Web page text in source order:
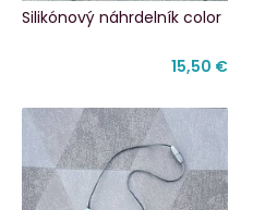
Silikónový náhrdelník color
15,50 €